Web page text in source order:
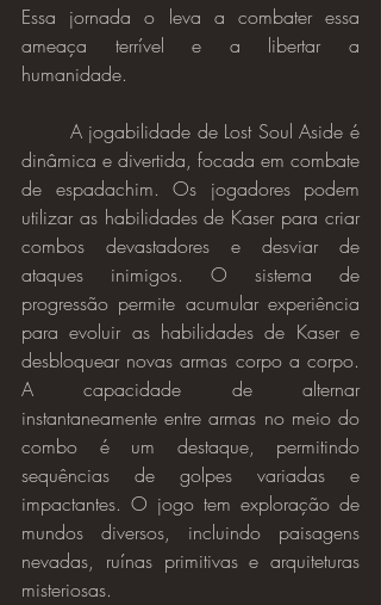
Essa jornada o leva a combater essa
ameaça terrível e a libertar a
humanidade.
dinâmica e divertida, focada em combate
de espadachim. Os jogadores podem
utilizar as habilidades de Kaser para criar
combos devastadores e desviar de
ataques inimigos. O sistema de
progressão permite acumular experiência
para evoluir as habilidades de Kaser e
desbloquear novas armas corpo a corpo.
A capacidade de alternar
instantaneamente entre armas no meio do
combo é um destaque, permitindo
sequências de golpes variadas e
impactantes. O jogo tem exploração de
mundos diversos, incluindo paisagens
nevadas, ruínas primitivas e arquiteturas
misteriosas.